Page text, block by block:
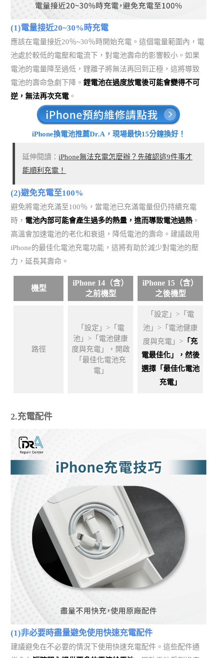
(1)電量接近20~30%時充電
應該在電量接近20％~30％時開始充電。這個電量範圍內，電
池處於較低的電壓和電流下，對電池壽命的影響較小。如果
電池的電量降至過低，鋰離子將無法再回到正極，這將導致
電池的壽命急劇下降。鋰電池在過度放電後可能會變得不可
逆，無法再次充電 。
iPhone換電池推薦Dr.A，現場最快15分鐘換好！
延伸閱讀：iPhone無法充電怎麼辦？先確認這9件事才
能順利充電！
(2)避免充電至100%
避免將電池充滿至100％，當電池已充滿電量但仍持續充電
時， 電池內部可能會產生過多的熱量，進而導致電池過熱。
高溫會加速電池的老化和衰退，降低電池的壽命。建議啟用
iPhone的最佳化電池充電功能，這將有助於減少對電池的壓
力，延長其壽命。
機型
iPhone 14（含）
之前機型
iPhone 15（含）
之後機型
路徑
「設定」>「電
池」>「電池健康
度與充電」，開啟
「最佳化電池充
電」
「設定」>「電
池」>「電池健康
度與充電」> 「充
電最佳化」，然後
選擇「最佳化電池
充電」
2.充電配件
(1)非必要時盡量避免使用快速充電配件
建議避免在不必要的情況下使用快速充電配件。這些配件通